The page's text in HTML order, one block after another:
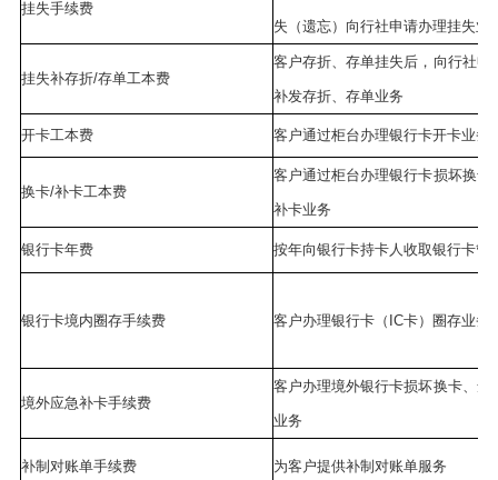
挂失手续费
失（遗忘）向行社申请办理挂失业
挂失补存折/存单工本费
客户存折、存单挂失后，向行社申
补发存折、存单业务
开卡工本费 客户通过柜台办理银行卡开卡业务
换卡/补卡工本费
客户通过柜台办理银行卡损坏换卡
补卡业务
银行卡年费 按年向银行卡持卡人收取银行卡管
银行卡境内圈存手续费 客户办理银行卡（IC卡）圈存业务
境外应急补卡手续费
客户办理境外银行卡损坏换卡、遗
业务
补制对账单手续费 为客户提供补制对账单服务